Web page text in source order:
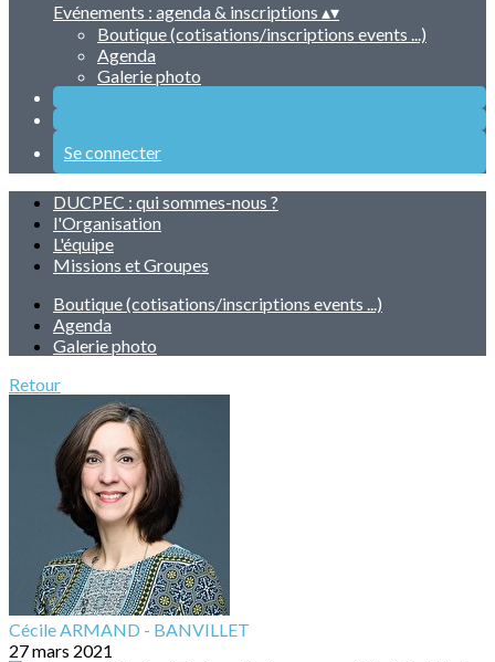
Evénements : agenda & inscriptions ▴▾
Boutique (cotisations/inscriptions events ...)
Agenda
Galerie photo
Se connecter
DUCPEC : qui sommes-nous ?
l'Organisation
L'équipe
Missions et Groupes
Boutique (cotisations/inscriptions events ...)
Agenda
Galerie photo
Retour
Cécile ARMAND - BANVILLET
27 mars 2021